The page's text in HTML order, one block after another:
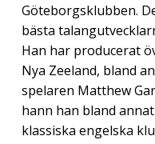
Göteborgsklubben.
bästa
Han har producerat
Nya Zeeland, bland
spelaren Matthew
hann han bland
klassiska engelska